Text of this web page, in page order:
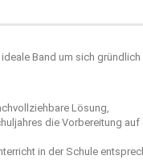
Band um sich
Lösung,
die Vorbereitung
in der Schule